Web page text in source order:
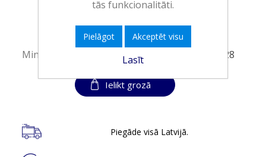
Minimālais daudzums:1
Minimālais preces derīguma termiņš:
17.06.2028
Ielikt grozā
Piegāde visā Latvijā.
tās funkcionalitāti.
Pielāgot Akceptēt visu
Lasīt